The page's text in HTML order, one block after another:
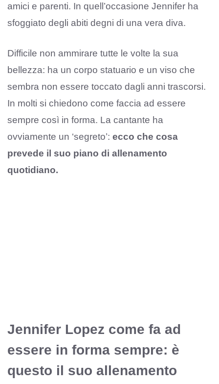
amici e parenti. In quell’occasione Jennifer ha
sfoggiato degli abiti degni di una vera diva.
Difficile non ammirare tutte le volte la sua
bellezza: ha un corpo statuario e un viso che
sembra non essere toccato dagli anni trascorsi.
In molti si chiedono come faccia ad essere
sempre così in forma. La cantante ha
ovviamente un ‘segreto’: ecco che cosa
prevede il suo piano di allenamento
quotidiano.
Jennifer Lopez come fa ad
essere in forma sempre: è
questo il suo allenamento